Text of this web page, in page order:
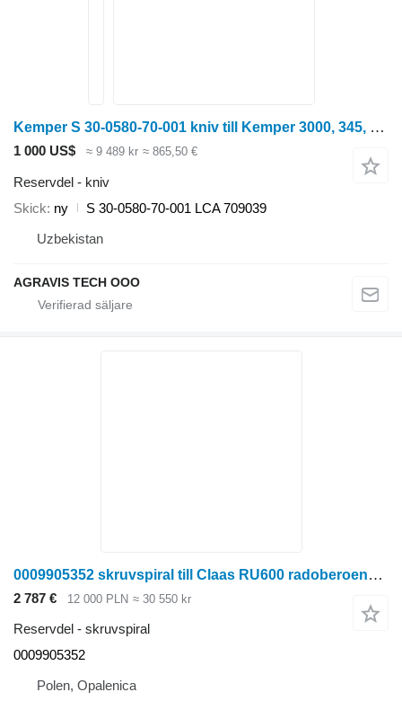
Kemper S 30-0580-70-001 kniv till Kemper 3000, 345, 360, 4500 radoberoende skärbord för majsskörd
1 000 US$ ≈ 9 489 kr ≈ 865,50 €
Reservdel - kniv
Skick ny
S 30-0580-70-001 LCA 709039
Uzbekistan
AGRAVIS TECH OOO
0009905352 skruvspiral till Claas RU600 radoberoende skärbord för majsskörd
2 787 € 12 000 PLN ≈ 30 550 kr
Reservdel - skruvspiral
0009905352
Polen, Opalenica